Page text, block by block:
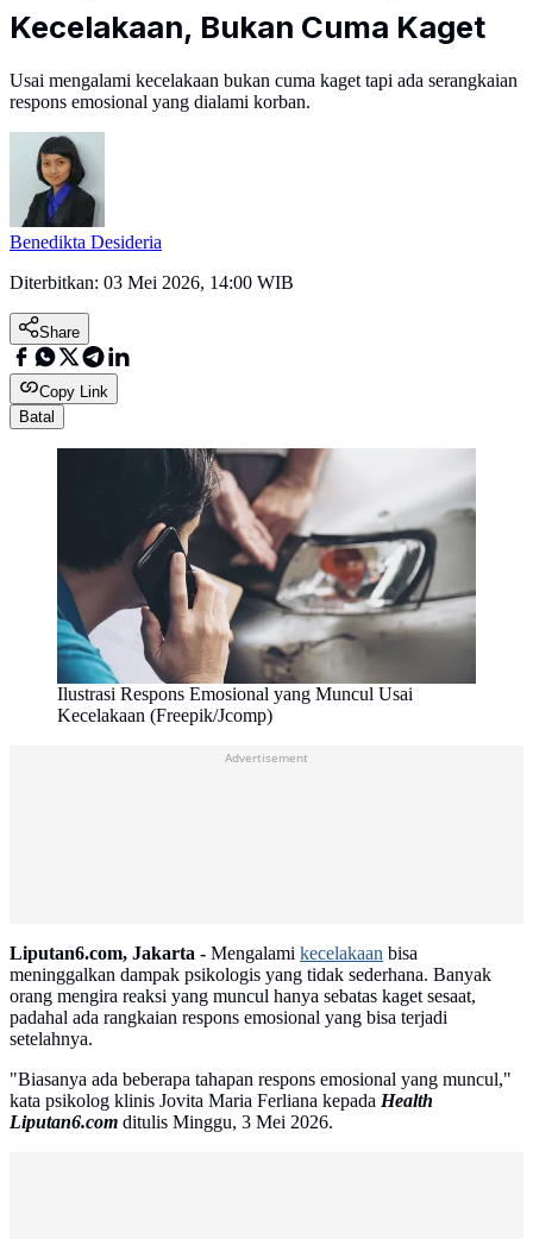
Kecelakaan, Bukan Cuma Kaget
Usai mengalami kecelakaan bukan cuma kaget tapi ada serangkaian
respons emosional yang dialami korban.
Benedikta Desideria
Diterbitkan: 03 Mei 2026, 14:00 WIB
Share
Copy Link
Batal
Ilustrasi Respons Emosional yang Muncul Usai
Kecelakaan (Freepik/Jcomp)
Advertisement
Liputan6.com, Jakarta - Mengalami kecelakaan bisa
meninggalkan dampak psikologis yang tidak sederhana. Banyak
orang mengira reaksi yang muncul hanya sebatas kaget sesaat,
padahal ada rangkaian respons emosional yang bisa terjadi
setelahnya.
"Biasanya ada beberapa tahapan respons emosional yang muncul,"
kata psikolog klinis Jovita Maria Ferliana kepada Health
Liputan6.com ditulis Minggu, 3 Mei 2026.